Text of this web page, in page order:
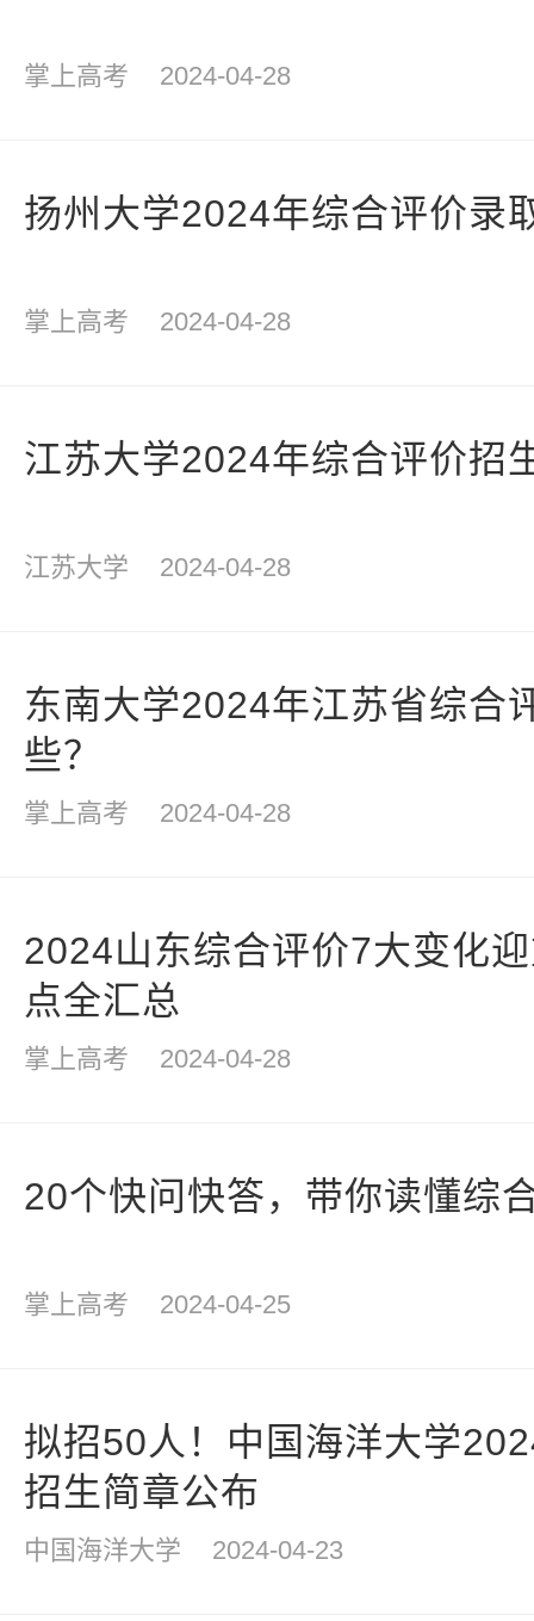
掌上高考 2024-04-28
扬州大学2024年综合评价录
掌上高考 2024-04-28
江苏大学2024年综合评价招
江苏大学 2024-04-28
东南大学2024年江苏省综合
些？
掌上高考 2024-04-28
2024山东综合评价7大变化
点全汇总
掌上高考 2024-04-28
20个快问快答，带你读懂综
掌上高考 2024-04-25
拟招50人！中国海洋大学
招生简章公布
中国海洋大学 2024-04-23